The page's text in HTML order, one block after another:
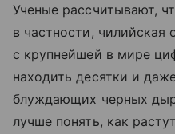
Ученые рассчитывают,
в частности, чилийская
с крупнейшей в мире
находить десятки и
блуждающих черных
лучше понять, как